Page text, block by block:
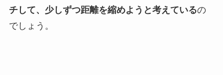
チして、少しずつ距離を縮めようと考えているの
でしょう。